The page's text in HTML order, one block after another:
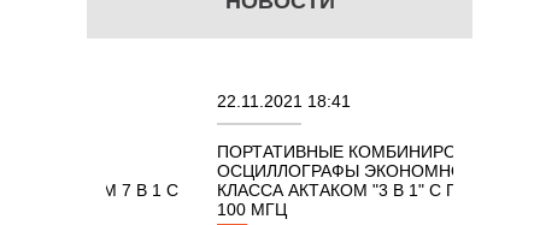
7 В 1 С
22.11.2021 18:41
ПОРТАТИВНЫЕ КОМБИНИРОВАННЫЕ
ОСЦИЛЛОГРАФЫ ЭКОНОМНОГО
КЛАССА АКТАКОМ "3 В 1" С ПОЛОСОЙ
100 МГЦ